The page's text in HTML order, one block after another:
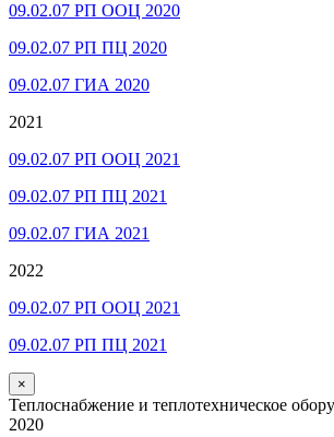
09.02.07 РП ООЦ 2020
09.02.07 РП ПЦ 2020
09.02.07 ГИА 2020
2021
09.02.07 РП ООЦ 2021
09.02.07 РП ПЦ 2021
09.02.07 ГИА 2021
2022
09.02.07 РП ООЦ 2021
09.02.07 РП ПЦ 2021
×
Теплоснабжение и теплотехническое
2020